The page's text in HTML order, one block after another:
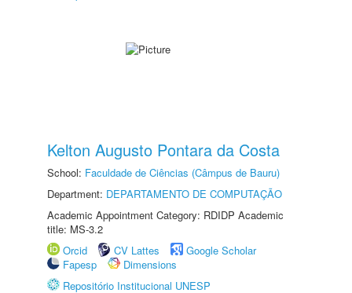
Kelton Augusto Pontara da Costa
School: Faculdade de Ciências (Câmpus de Bauru)
Department: DEPARTAMENTO DE COMPUTAÇÃO
Academic Appointment Category: RDIDP Academic
title: MS-3.2
Orcid
CV Lattes
Google Scholar
Fapesp
Dimensions
Repositório Institucional UNESP